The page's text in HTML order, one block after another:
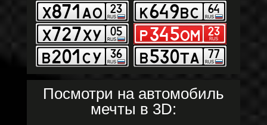
Посмотри на автомобиль
мечты в 3D: